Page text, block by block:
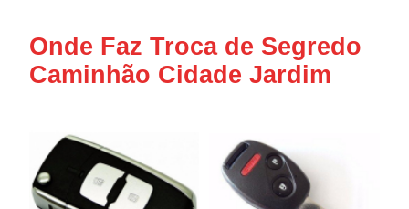
Onde Faz Troca de Segredo
Caminhão Cidade Jardim